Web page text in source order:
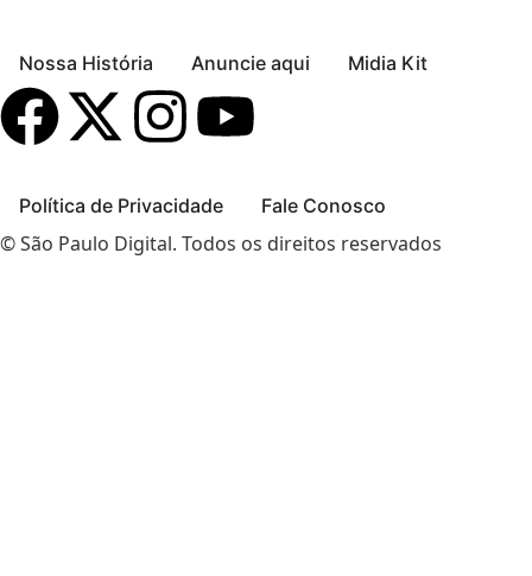
Nossa História Anuncie aqui Midia Kit
Política de Privacidade Fale Conosco
© São Paulo Digital. Todos os direitos reservados